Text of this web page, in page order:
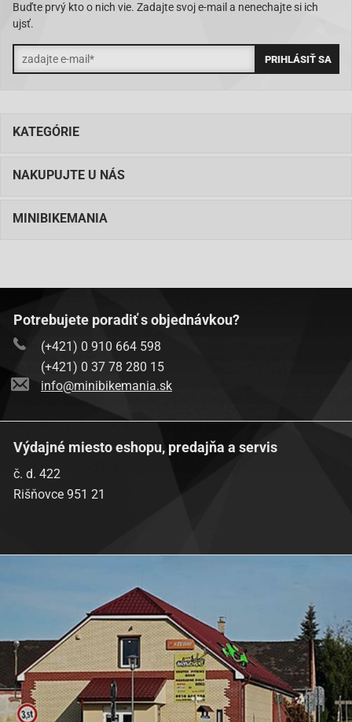
Buďte prvý kto o nich vie. Zadajte svoj e-mail a nenechajte si ich
ujsť.
KATEGÓRIE
NAKUPUJTE U NÁS
MINIBIKEMANIA
Potrebujete poradiť s objednávkou?
(+421) 0 910 664 598
(+421) 0 37 78 280 15
info@minibikemania.sk
Výdajné miesto eshopu, predajňa a servis
č. d. 422
Rišňovce 951 21